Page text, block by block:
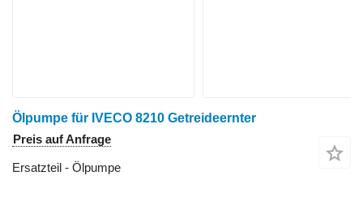
Ölpumpe für IVECO 8210 Getreideernter
Preis auf Anfrage
Ersatzteil - Ölpumpe